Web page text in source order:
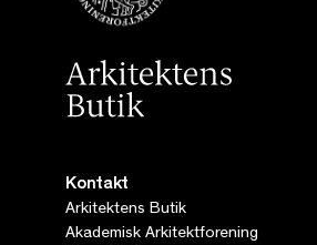
Kontakt
Arkitektens Butik
Akademisk Arkitektforening